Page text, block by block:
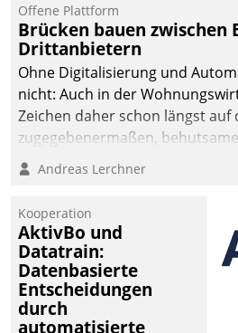
Offene Plattform
Brücken bauen zwischen
Drittanbietern
Ohne Digitalisierung und
nicht: Auch in der
Zeichen daher schon längst auf
zugegebenermaßen,
Branchen.
Andreas Lerchner
Kooperation
AktivBo und
Datatrain:
Datenbasierte
Entscheidungen
durch
automatisierte